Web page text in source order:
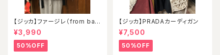
【ジッカ】ファージレ（from ball
oon）
¥3,990
50%OFF
【ジッカ】PRADAカーディガン
¥7,500
50%OFF